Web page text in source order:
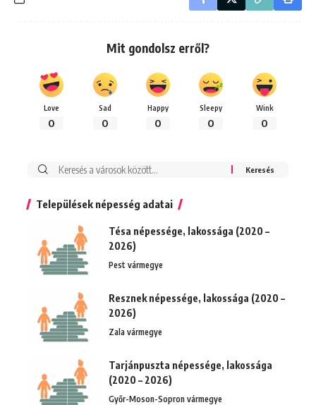
Mit gondolsz erről?
Love
0
Sad
0
Happy
0
Sleepy
0
Wink
0
Keresés:
Települések népesség adatai
Tésa népessége, lakossága (2020 –
2026)
Pest vármegye
Resznek népessége, lakossága (2020 –
2026)
Zala vármegye
Tarjánpuszta népessége, lakossága
(2020 – 2026)
Győr-Moson-Sopron vármegye